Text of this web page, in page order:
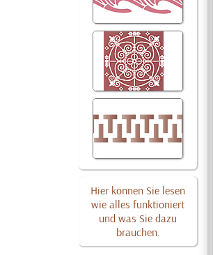
Hier können Sie lesen
wie alles funktioniert
und was Sie dazu
brauchen.